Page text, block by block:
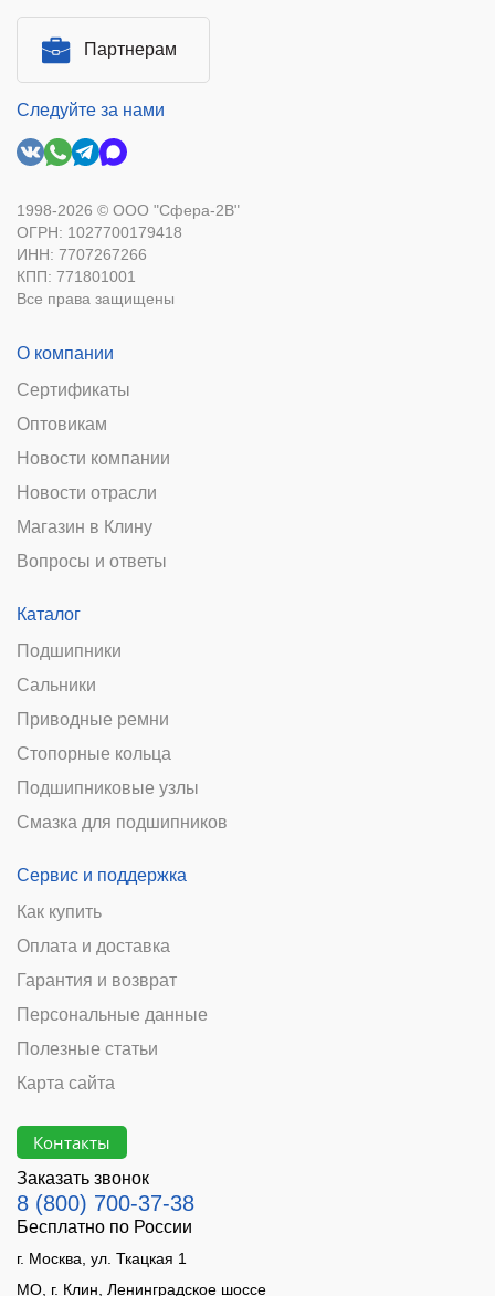
Партнерам
Следуйте за нами
1998-2026 © ООО "Сфера-2В"
ОГРН: 1027700179418
ИНН: 7707267266
КПП: 771801001
Все права защищены
О компании
Сертификаты
Оптовикам
Новости компании
Новости отрасли
Магазин в Клину
Вопросы и ответы
Каталог
Подшипники
Сальники
Приводные ремни
Стопорные кольца
Подшипниковые узлы
Смазка для подшипников
Сервис и поддержка
Как купить
Оплата и доставка
Гарантия и возврат
Персональные данные
Полезные статьи
Карта сайта
Контакты
Заказать звонок
8 (800) 700-37-38
Бесплатно по России
г. Москва, ул. Ткацкая 1
МО, г. Клин, Ленинградское шоссе